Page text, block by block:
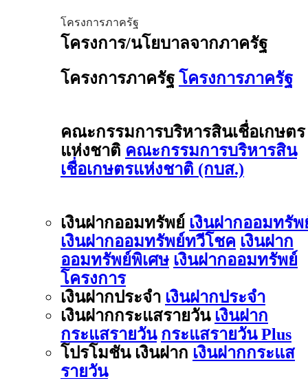
โครงการภาครัฐ
โครงการ/นโยบาลจากภาครัฐ
โครงการภาครัฐ โครงการภาครัฐ
คณะกรรมการบริหารสินเชื่อเกษตร
แห่งชาติ คณะกรรมการบริหารสิน
เชื่อเกษตรแห่งชาติ (กบส.)
เงินฝากออมทรัพย์ เงินฝากออมทรัพ
เงินฝากออมทรัพย์ทวีโชค เงินฝาก
ออมทรัพย์พิเศษ เงินฝากออมทรัพย์
โครงการ
เงินฝากประจำ เงินฝากประจำ
เงินฝากกระแสรายวัน เงินฝาก
กระแสรายวัน กระแสรายวัน Plus
โปรโมชัน เงินฝาก เงินฝากกระแส
รายวัน